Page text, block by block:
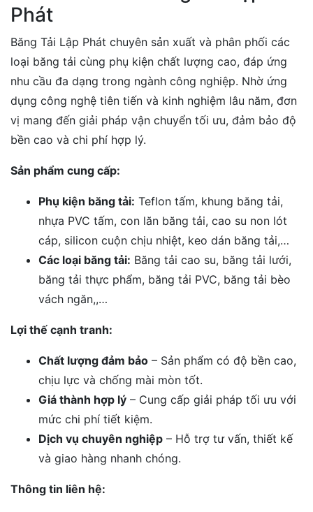
Phát
Băng Tải Lập Phát chuyên sản xuất và phân phối các
loại băng tải cùng phụ kiện chất lượng cao, đáp ứng
nhu cầu đa dạng trong ngành công nghiệp. Nhờ ứng
dụng công nghệ tiên tiến và kinh nghiệm lâu năm, đơn
vị mang đến giải pháp vận chuyển tối ưu, đảm bảo độ
bền cao và chi phí hợp lý.
Sản phẩm cung cấp:
Phụ kiện băng tải: Teflon tấm, khung băng tải,
nhựa PVC tấm, con lăn băng tải, cao su non lót
cáp, silicon cuộn chịu nhiệt, keo dán băng tải,…
Các loại băng tải: Băng tải cao su, băng tải lưới,
băng tải thực phẩm, băng tải PVC, băng tải bèo
vách ngăn,,…
Lợi thế cạnh tranh:
Chất lượng đảm bảo – Sản phẩm có độ bền cao,
chịu lực và chống mài mòn tốt.
Giá thành hợp lý – Cung cấp giải pháp tối ưu với
mức chi phí tiết kiệm.
Dịch vụ chuyên nghiệp – Hỗ trợ tư vấn, thiết kế
và giao hàng nhanh chóng.
Thông tin liên hệ: